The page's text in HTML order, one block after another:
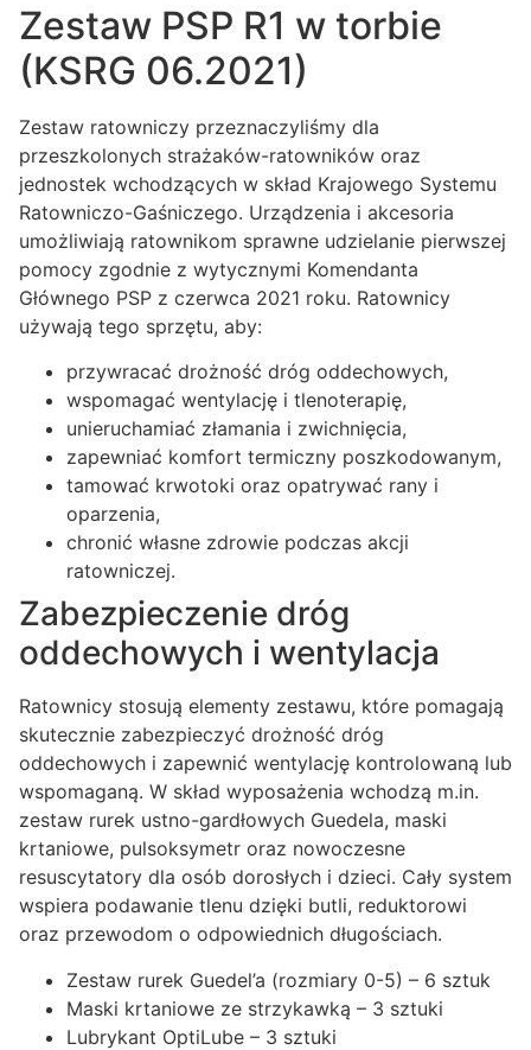
Zestaw PSP R1 w torbie
(KSRG 06.2021)
Zestaw ratowniczy przeznaczyliśmy dla
przeszkolonych strażaków-ratowników oraz
jednostek wchodzących w skład Krajowego Systemu
Ratowniczo-Gaśniczego. Urządzenia i akcesoria
umożliwiają ratownikom sprawne udzielanie pierwszej
pomocy zgodnie z wytycznymi Komendanta
Głównego PSP z czerwca 2021 roku. Ratownicy
używają tego sprzętu, aby:
przywracać drożność dróg oddechowych,
wspomagać wentylację i tlenoterapię,
unieruchamiać złamania i zwichnięcia,
zapewniać komfort termiczny poszkodowanym,
tamować krwotoki oraz opatrywać rany i
oparzenia,
chronić własne zdrowie podczas akcji
ratowniczej.
Zabezpieczenie dróg
oddechowych i wentylacja
Ratownicy stosują elementy zestawu, które pomagają
skutecznie zabezpieczyć drożność dróg
oddechowych i zapewnić wentylację kontrolowaną lub
wspomaganą. W skład wyposażenia wchodzą m.in.
zestaw rurek ustno-gardłowych Guedela, maski
krtaniowe, pulsoksymetr oraz nowoczesne
resuscytatory dla osób dorosłych i dzieci. Cały system
wspiera podawanie tlenu dzięki butli, reduktorowi
oraz przewodom o odpowiednich długościach.
Zestaw rurek Guedel’a (rozmiary 0-5) – 6 sztuk
Maski krtaniowe ze strzykawką – 3 sztuki
Lubrykant OptiLube – 3 sztuki